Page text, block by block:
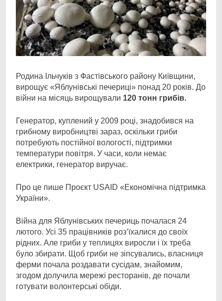
Родина Ільчуків з Фастівського району Київщини,
вирощує «Яблунівські печериці» понад 20 років. До
війни на місяць вирощували 120 тонн грибів.
Генератор, куплений у 2009 році, знадобився на
грибному виробництві зараз, оскільки гриби
потребують постійної вологості, підтримки
температури повітря. У часи, коли немає
електрики, генератор виручає.
Про це пише Проєкт USAID «Економічна підтримка
України».
Війна для Яблунівських печериць почалася 24
лютого. Усі 35 працівників роз’їхалися до своїх
рідних. Але гриби у теплицях виросли і їх треба
було збирати. Щоб гриби не зіпсувались, власниця
ферми почала роздавати сусідам, знайомим,
згодом долучила мережі ресторанів, де почали
готувати волонтерські обіди.